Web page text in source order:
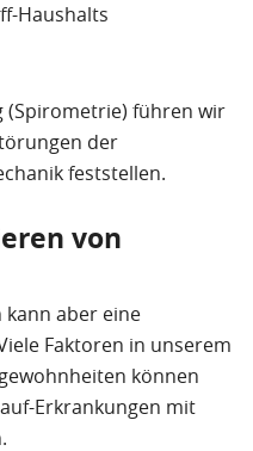
Haushalts
(Spirometrie) führen wir
der
feststellen.
von
aber eine
Faktoren in unserem
können
Erkrankungen mit